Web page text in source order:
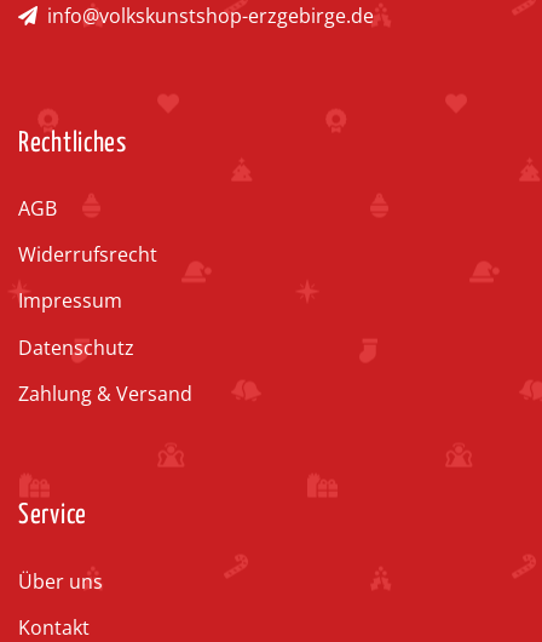
info@volkskunstshop-erzgebirge.de
Rechtliches
AGB
Widerrufsrecht
Impressum
Datenschutz
Zahlung & Versand
Service
Über uns
Kontakt